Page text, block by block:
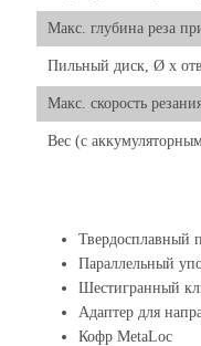
Макс. глубина реза
Пильный диск, Ø x
Макс. скорость
Вес (с
Твердосплавный
Параллельный
Шестигранный
Адаптер для
Кофр MetaLoc